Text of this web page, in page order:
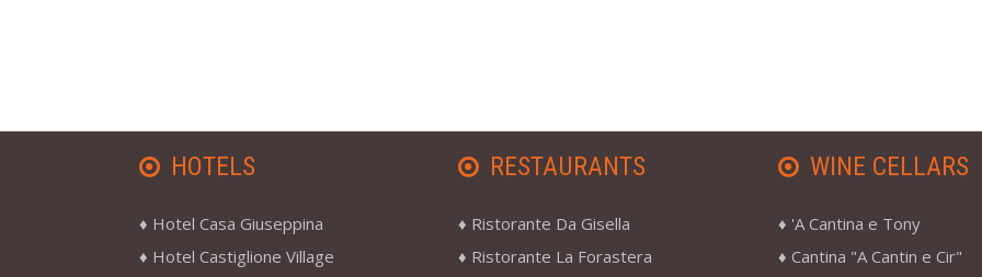
HOTELS
Hotel Casa Giuseppina
Hotel Castiglione Village
RESTAURANTS
Ristorante Da Gisella
Ristorante La Forastera
WINE CELLARS
'A Cantina e Tony
Cantina "A Cantin e Cir"